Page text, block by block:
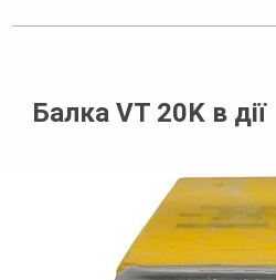
Балка VT 20K в дії